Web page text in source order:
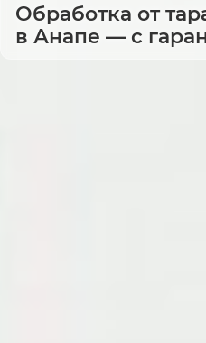
Обработка от
в Анапе — с